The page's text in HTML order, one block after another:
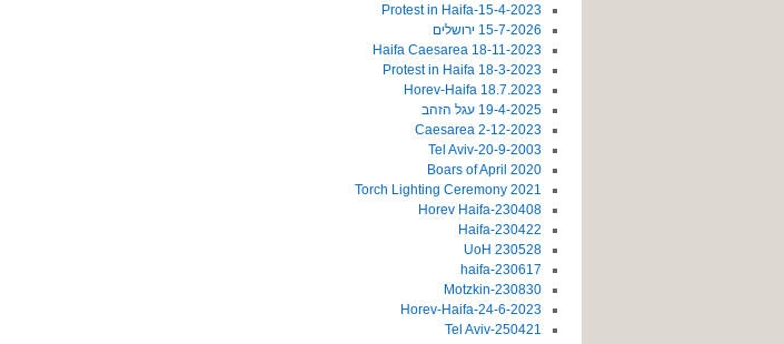
15-4-2023-Protest in Haifa
15-7-2026 ירושלים
18-11-2023 Haifa Caesarea
18-3-2023 Protest in Haifa
18.7.2023 Horev-Haifa
19-4-2025 עגל הזהב
2-12-2023 Caesarea
20-9-2003-Tel Aviv
2020 Boars of April
2021 Torch Lighting Ceremony
230408-Horev Haifa
230422-Haifa
230528 UoH
230617-haifa
230830-Motzkin
24-6-2023-Horev-Haifa
250421-Tel Aviv